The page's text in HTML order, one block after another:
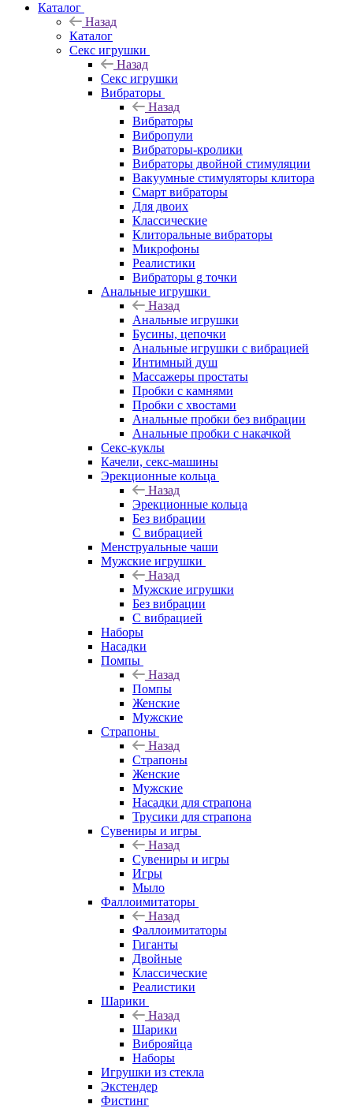
Каталог
Назад
Каталог
Секс игрушки
Назад
Секс игрушки
Вибраторы
Назад
Вибраторы
Вибропули
Вибраторы-кролики
Вибраторы двойной стимуляции
Вакуумные стимуляторы клитора
Смарт вибраторы
Для двоих
Классические
Клиторальные вибраторы
Микрофоны
Реалистики
Вибраторы g точки
Анальные игрушки
Назад
Анальные игрушки
Бусины, цепочки
Анальные игрушки с вибрацией
Интимный душ
Массажеры простаты
Пробки с камнями
Пробки с хвостами
Анальные пробки без вибрации
Анальные пробки с накачкой
Секс-куклы
Качели, секс-машины
Эрекционные кольца
Назад
Эрекционные кольца
Без вибрации
С вибрацией
Менструальные чаши
Мужские игрушки
Назад
Мужские игрушки
Без вибрации
С вибрацией
Наборы
Насадки
Помпы
Назад
Помпы
Женские
Мужские
Страпоны
Назад
Страпоны
Женские
Мужские
Насадки для страпона
Трусики для страпона
Сувениры и игры
Назад
Сувениры и игры
Игры
Мыло
Фаллоимитаторы
Назад
Фаллоимитаторы
Гиганты
Двойные
Классические
Реалистики
Шарики
Назад
Шарики
Виброяйца
Наборы
Игрушки из стекла
Экстендер
Фистинг